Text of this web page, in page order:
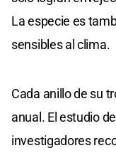
La especie es
sensibles al clima.
Cada anillo de su
anual. El estudio
investigadores